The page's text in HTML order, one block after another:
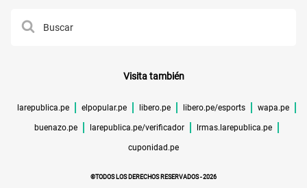
Visita también
larepublica.pe elpopular.pe libero.pe libero.pe/esports wapa.pe
buenazo.pe larepublica.pe/verificador lrmas.larepublica.pe
cuponidad.pe
©TODOS LOS DERECHOS RESERVADOS -2026